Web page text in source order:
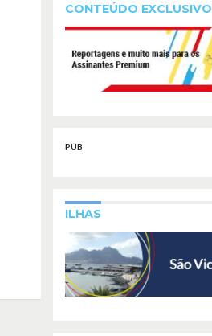
CONTEÚDO EXCLUSIVO
PUB
ILHAS